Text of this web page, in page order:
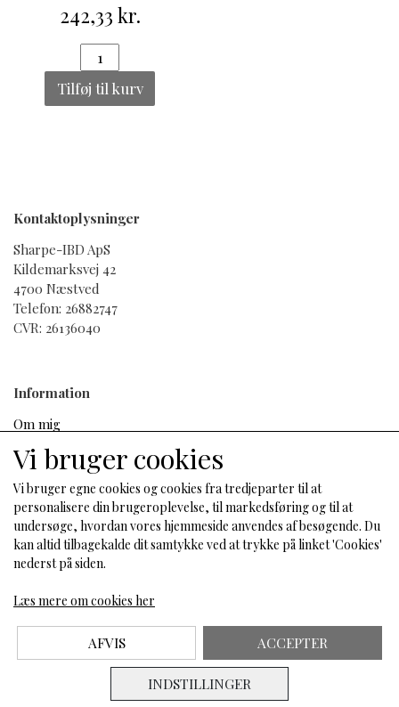
242,33 kr.
Tilføj til kurv
Kontaktoplysninger
Sharpe-IBD ApS
Kildemarksvej 42
4700 Næstved
Telefon: 26882747
CVR: 26136040
Information
Om mig
Cookies
Fortrydelse og reklamation
Sociale medier
Vi bruger cookies
Vi bruger egne cookies og cookies fra tredjeparter til at
personalisere din brugeroplevelse, til markedsføring og til at
undersøge, hvordan vores hjemmeside anvendes af besøgende. Du
kan altid tilbagekalde dit samtykke ved at trykke på linket 'Cookies'
nederst på siden.
Læs mere om cookies her
INDSTILLINGER
AFVIS ACCEPTER